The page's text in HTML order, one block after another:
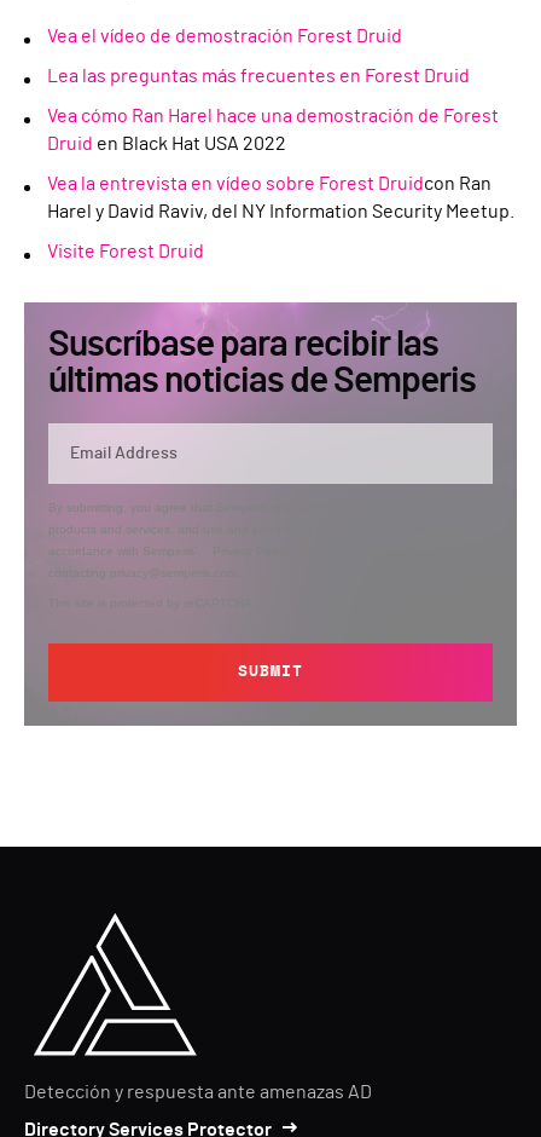
Vea el vídeo de demostración Forest Druid
Lea las preguntas más frecuentes en Forest Druid
Vea cómo Ran Harel hace una demostración de Forest
Druid en Black Hat USA 2022
Vea la entrevista en vídeo sobre Forest Druidcon Ran
Harel y David Raviv, del NY Information Security Meetup.
Visite Forest Druid
Suscríbase para recibir las
últimas noticias de Semperis
By submitting, you agree that Semperis may send you information regarding its
products and services, and use and process your personal information in
accordance with Semperis’
contacting privacy@semperis.com.
This site is protected by reCAPTCHA.
SUBMIT
Detección y respuesta ante amenazas AD
Directory Services Protector